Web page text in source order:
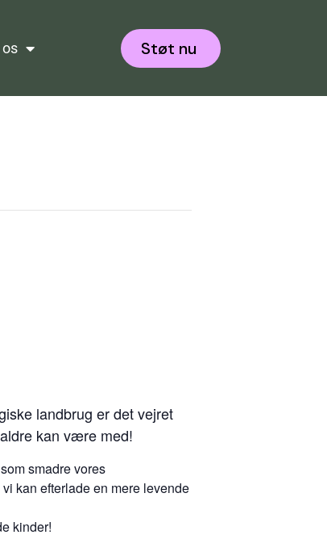
os Støt nu
landbrug er det vejret
kan være med!
smadre vores
kan efterlade en mere levende
kinder!